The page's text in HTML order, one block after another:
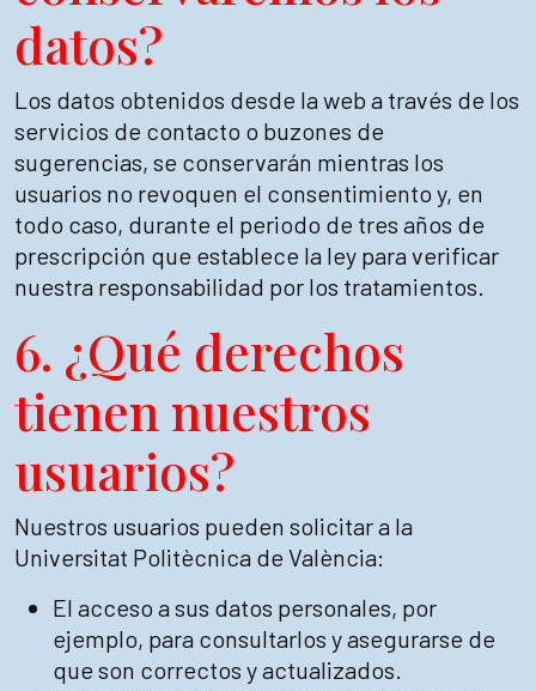
datos?
Los datos obtenidos desde la web a través de los
servicios de contacto o buzones de
sugerencias, se conservarán mientras los
usuarios no revoquen el consentimiento y, en
todo caso, durante el periodo de tres años de
prescripción que establece la ley para verificar
nuestra responsabilidad por los tratamientos.
6. ¿Qué derechos
tienen nuestros
usuarios?
Nuestros usuarios pueden solicitar a la
Universitat Politècnica de València:
El acceso a sus datos personales, por
ejemplo, para consultarlos y asegurarse de
que son correctos y actualizados.